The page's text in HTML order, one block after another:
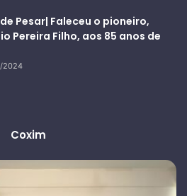
Pesar| Faleceu o pioneiro,
Pereira Filho, aos 85 anos de
2024
Coxim